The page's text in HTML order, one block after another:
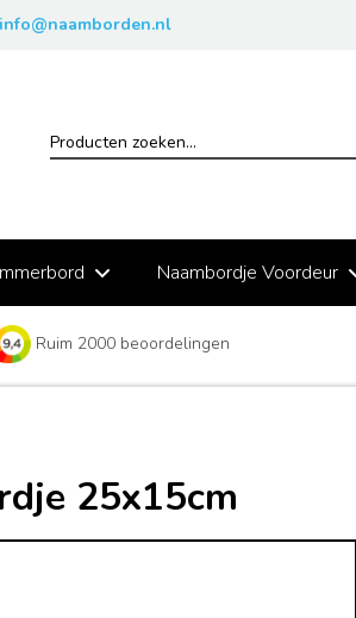
info@naamborden.nl
Naambordje Voordeur
Ruim 2000 beoordelingen
25x15cm